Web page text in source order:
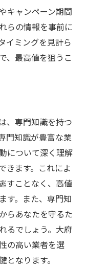
キャンペーン期間
らの情報を事前に
イミングを見計ら
、最高値を狙うこ
、専門知識を持つ
門知識が豊富な業
について深く理解
きます。これによ
すことなく、高値
す。また、専門知
らあなたを守るた
るでしょう。大府
の高い業者を選
なります。